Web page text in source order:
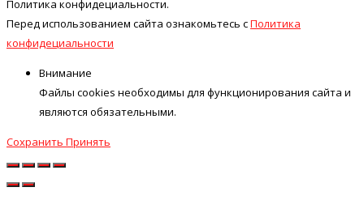
Политика конфидециальности.
Перед использованием сайта ознакомьтесь сПолитика
конфидециальности
Внимание
Файлы cookies необходимы для функционирования сайта и
являются обязательными.
Сохранить Принять